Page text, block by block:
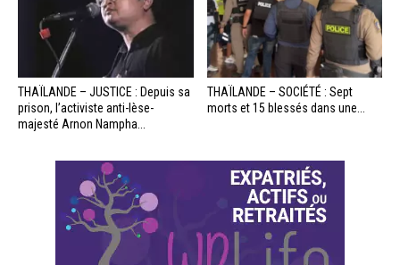
THAÏLANDE – JUSTICE : Depuis sa
prison, l’activiste anti-lèse-
majesté Arnon Nampha...
THAÏLANDE – SOCIÉTÉ : Sept
morts et 15 blessés dans une...